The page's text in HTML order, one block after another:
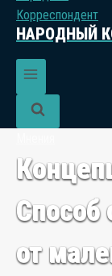
НАРОДНЫЙ
Способ
от